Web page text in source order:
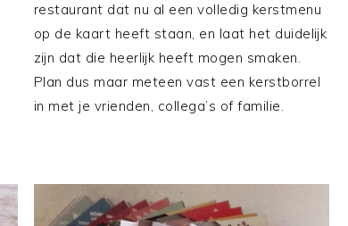
restaurant dat nu al een volledig kerstmenu
op de kaart heeft staan, en laat het duidelijk
zijn dat die heerlijk heeft mogen smaken.
Plan dus maar meteen vast een kerstborrel
in met je vrienden, collega’s of familie.